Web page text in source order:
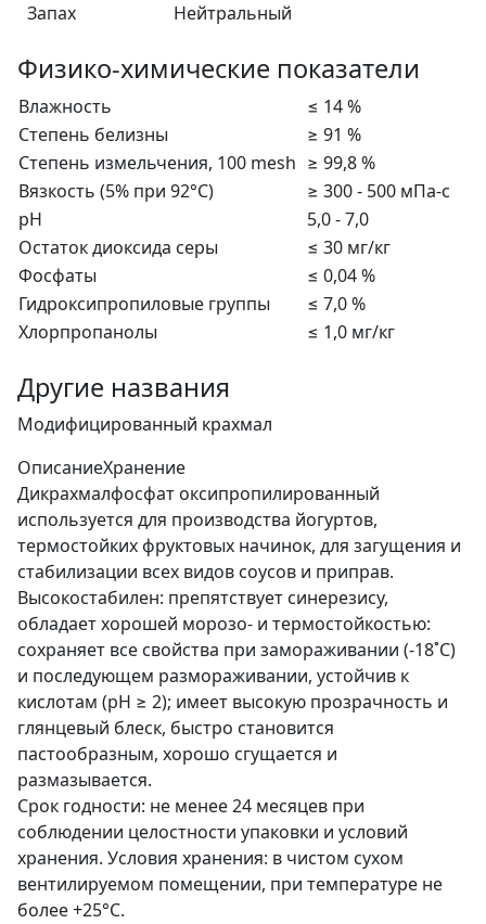
Запах
Нейтральный
Физико-химические показатели
Влажность
≤ 14 %
Степень белизны
≥ 91 %
Степень измельчения, 100 mesh ≥ 99,8 %
Вязкость (5% при 92°С)
≥ 300 - 500 мПа-с
рН
5,0 - 7,0
Остаток диоксида серы
≤ 30 мг/кг
Фосфаты
≤ 0,04 %
Гидроксипропиловые группы
≤ 7,0 %
Хлорпропанолы
≤ 1,0 мг/кг
Другие названия
Модифицированный крахмал
ОписаниеХранение
Дикрахмалфосфат оксипропилированный
используется для производства йогуртов,
термостойких фруктовых начинок, для загущения и
стабилизации всех видов соусов и приправ.
Высокостабилен: препятствует синерезису,
обладает хорошей морозо- и термостойкостью:
сохраняет все свойства при замораживании (-18˚С)
и последующем размораживании, устойчив к
кислотам (рН ≥ 2); имеет высокую прозрачность и
глянцевый блеск, быстро становится
пастообразным, хорошо сгущается и
размазывается.
Срок годности: не менее 24 месяцев при
соблюдении целостности упаковки и условий
хранения. Условия хранения: в чистом сухом
вентилируемом помещении, при температуре не
более +25°С.